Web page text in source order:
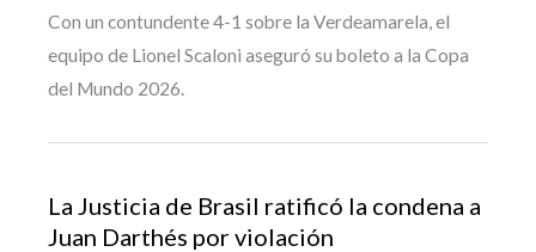
Con un contundente 4-1 sobre la Verdeamarela, el
equipo de Lionel Scaloni aseguró su boleto a la Copa
del Mundo 2026.
La Justicia de Brasil ratificó la condena a
Juan Darthés por violación